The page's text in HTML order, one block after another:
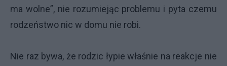
ma wolne”, nie rozumiejąc problemu i pyta czemu
rodzeństwo nic w domu nie robi.
Nie raz bywa, że rodzic łypie właśnie na reakcje nie